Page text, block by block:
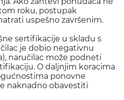
roku, postupak
uspešno završenim.
sertifikacije u skladu s
je dobio negativnu
naručilac može podneti
O daljnjim koracima
ponovne
naknadno obavestiti